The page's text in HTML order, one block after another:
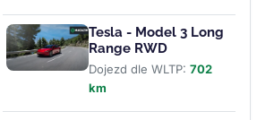
Tesla - Model 3 Long
Range RWD
Dojezd dle WLTP: 702
km